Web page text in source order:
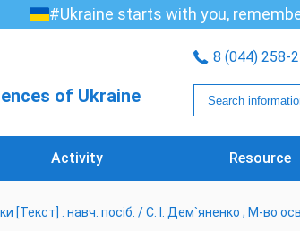
#Ukraine starts with you,
of Ukraine
8 (044) 258-
Activity Resource
[Текст] : навч. посіб. / С. І. Дем`яненко ; М-во